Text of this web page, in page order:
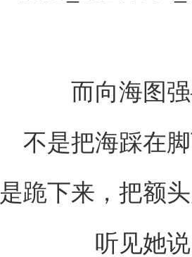
而向海图强
不是把海踩在
是跪下来，把额
听见她